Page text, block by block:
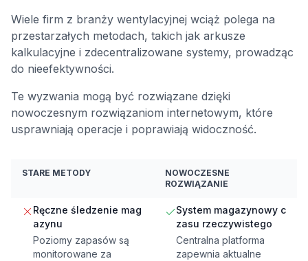
Wiele firm z branży wentylacyjnej wciąż polega na
przestarzałych metodach, takich jak arkusze
kalkulacyjne i zdecentralizowane systemy, prowadząc
do nieefektywności.
Te wyzwania mogą być rozwiązane dzięki
nowoczesnym rozwiązaniom internetowym, które
usprawniają operacje i poprawiają widoczność.
STARE METODY
NOWOCZESNE
ROZWIĄZANIE
Ręczne śledzenie mag
azynu
Poziomy zapasów są
monitorowane za
System magazynowy c
zasu rzeczywistego
Centralna platforma
zapewnia aktualne